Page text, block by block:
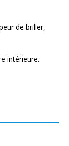
de briller,
intérieure.